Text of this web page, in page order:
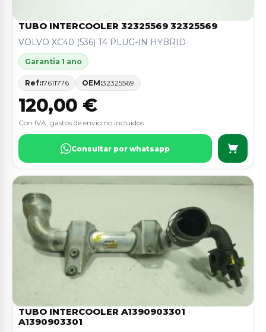
TUBO INTERCOOLER 32325569 32325569
VOLVO XC40 (536) T4 PLUG-IN HYBRID
Garantia 1 ano
Ref:17611776 OEM:32325569
120,00 €
Con IVA, gastos de envio no incluidos.
Consultar por whatsapp
TUBO INTERCOOLER A1390903301
A1390903301